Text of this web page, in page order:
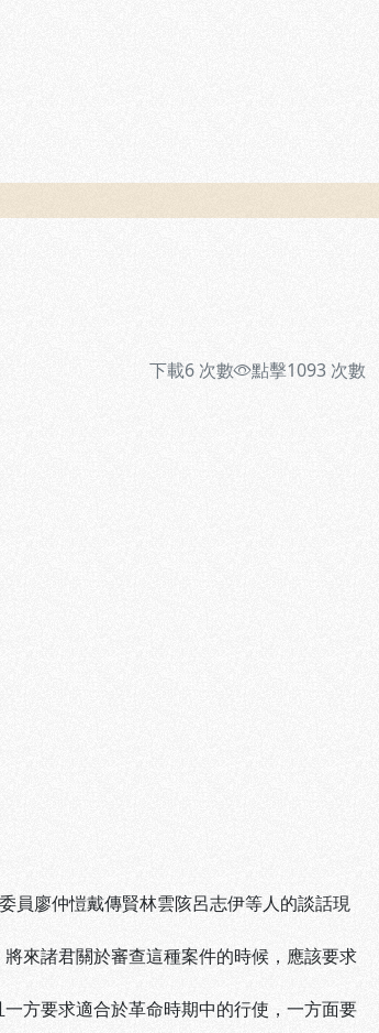
下載6 次數 點擊1093 次數
員廖仲愷戴傳賢林雲陔呂志伊等人的談話現
來諸君關於審查這種案件的時候，應該要求
方要求適合於革命時期中的行使，一方面要